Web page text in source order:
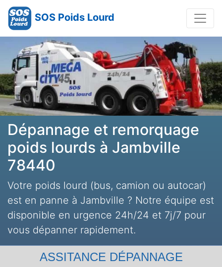
SOS Poids Lourd
Dépannage et remorquage
poids lourds à Jambville
78440
Votre poids lourd (bus, camion ou autocar)
est en panne à Jambville ? Notre équipe est
disponible en urgence 24h/24 et 7j/7 pour
vous dépanner rapidement.
ASSITANCE DÉPANNAGE